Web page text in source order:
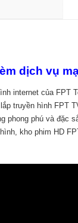
dịch vụ
internet của FPT
truyền hình FPT
phong phú và đặc
kho phim HD